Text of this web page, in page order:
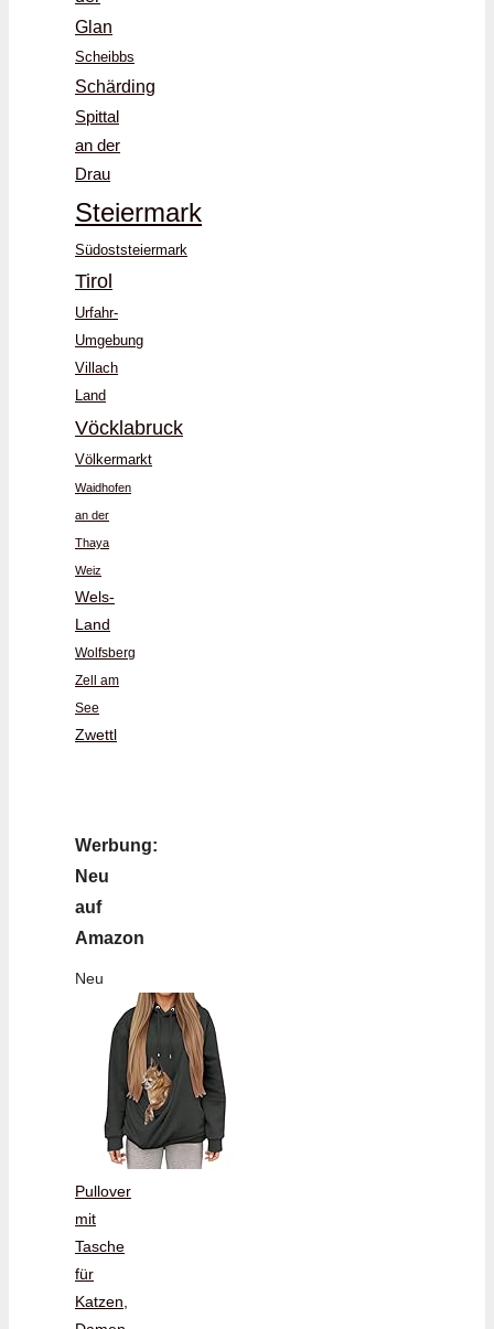
Glan
Scheibbs
Schärding
Spittal
an der
Drau
Steiermark
Südoststeiermark
Tirol
Urfahr-
Umgebung
Villach
Land
Vöcklabruck
Völkermarkt
Waidhofen
an der
Thaya
Weiz
Wels-
Land
Wolfsberg
Zell am
See
Zwettl
Werbung:
Neu
auf
Amazon
Neu
Pullover
mit
Tasche
für
Katzen,